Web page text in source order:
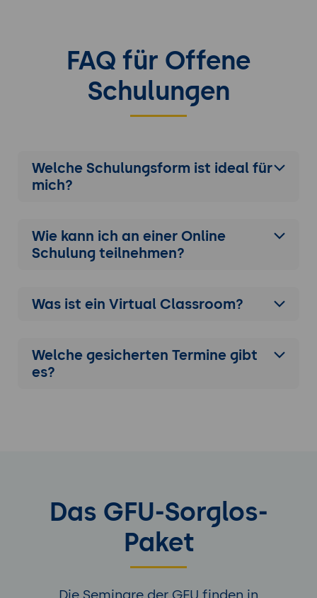
FAQ für Offene
Schulungen
Welche Schulungsform ist ideal für
mich?
Wie kann ich an einer Online
Schulung teilnehmen?
Was ist ein Virtual Classroom?
Welche gesicherten Termine gibt
es?
Das GFU-Sorglos-
Paket